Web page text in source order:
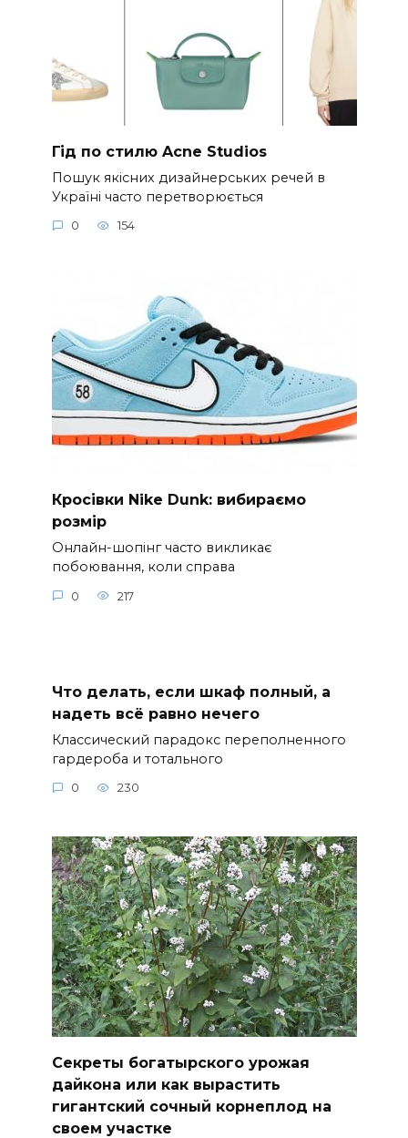
Гід по стилю Acne Studios
Пошук якісних дизайнерських речей в
Україні часто перетворюється
0 154
Кросівки Nike Dunk: вибираємо
розмір
Онлайн-шопінг часто викликає
побоювання, коли справа
0 217
Что делать, если шкаф полный, а
надеть всё равно нечего
Классический парадокс переполненного
гардероба и тотального
0 230
Секреты богатырского урожая
дайкона или как вырастить
гигантский сочный корнеплод на
своем участке